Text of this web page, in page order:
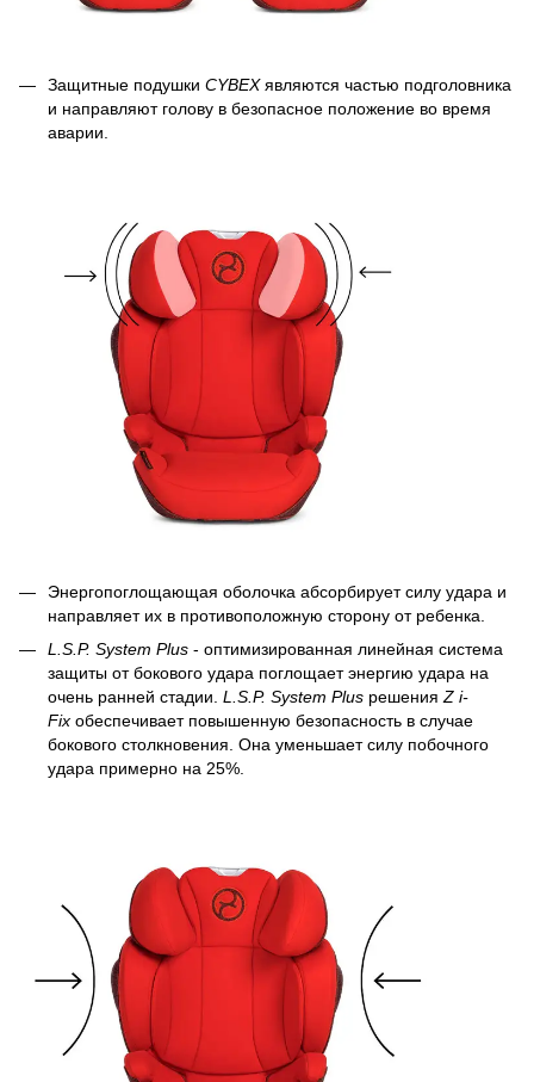
Защитные подушки CYBEXявляются частью подголовника
и направляют голову в безопасное положение во время
аварии.
Энергопоглощающая оболочка абсорбирует силу удара и
направляет их в противоположную сторону от ребенка.
L.S.P. System Plus - оптимизированная линейная система
защиты от бокового удара поглощает энергию удара на
очень ранней стадии. L.S.P. System Plus решенияZ i-
Fix обеспечивает повышенную безопасность в случае
бокового столкновения. Она уменьшает силу побочного
удара примерно на 25%.